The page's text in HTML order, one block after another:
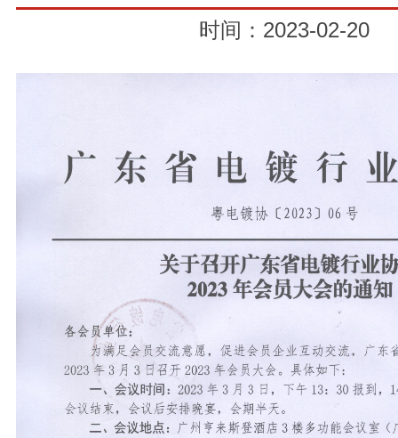
时间：2023-02-20